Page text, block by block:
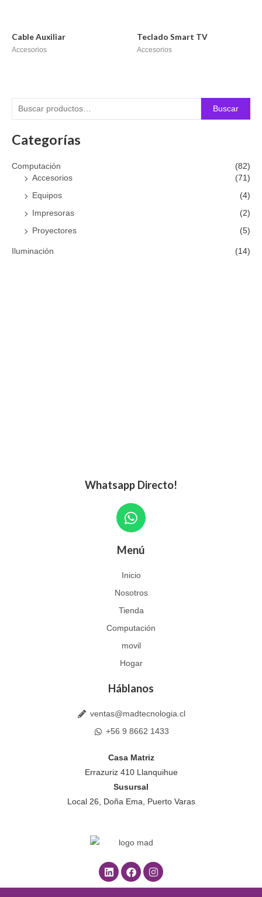
Buscar
Categorías
Computación
(82)
Accesorios
(71)
Equipos (4)
Impresoras (2)
Proyectores (5)
Iluminación (14)
Cable Auxiliar
Accesorios
Teclado Smart TV
Accesorios
Whatsapp Directo!
W
h
t
s
a
p
p
Menú
Inicio
Nosotros
Tienda
Computación
movil
Hogar
Háblanos
ventas@madtecnologia.cl
+56 9 8662 1433
Casa Matriz
Errazuriz 410 Llanquihue
Susursal
Local 26, Doña Ema, Puerto Varas
L
i
n
F
a
c
I
n
s